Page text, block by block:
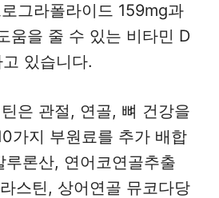
그라폴라이드 159mg과
움을 줄 수 있는 비타민 D
있습니다.
은 관절, 연골, 뼈 건강을
가지 부원료를 추가 배합
론산, 연어코연골추출
스틴, 상어연골 뮤코다당